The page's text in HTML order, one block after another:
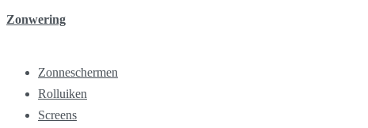
Zonwering
Zonneschermen
Rolluiken
Screens